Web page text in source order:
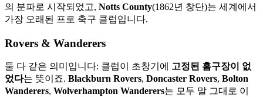
의 분파로 시작되었고, Notts County(1862년 창단)는 세계에서
가장 오래된 프로 축구 클럽입니다.
Rovers & Wanderers
둘 다 같은 의미입니다: 클럽이 초창기에 고정된 홈구장이 없
었다는 뜻이죠. Blackburn Rovers, Doncaster Rovers, Bolton
Wanderers, Wolverhampton Wanderers는 모두 말 그대로 이